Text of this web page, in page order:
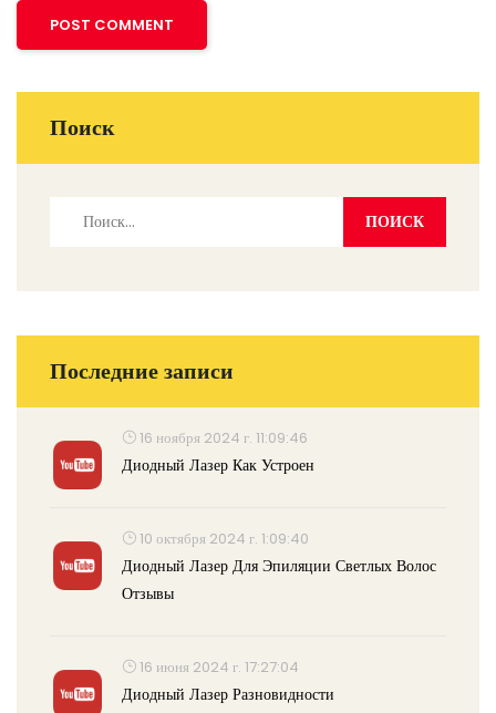
Поиск
Последние записи
16 ноября 2024 г. 11:09:46
Диодный Лазер Как Устроен
10 октября 2024 г. 1:09:40
Диодный Лазер Для Эпиляции Светлых Волос
Отзывы
16 июня 2024 г. 17:27:04
Диодный Лазер Разновидности